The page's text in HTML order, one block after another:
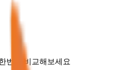
번에 비교해보세요